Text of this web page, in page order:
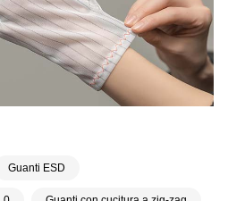
Guanti ESD